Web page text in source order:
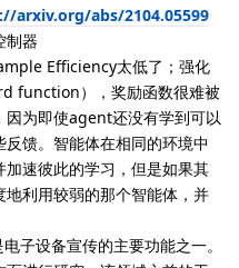
arxiv.org/abs/2104.05599
制器
Efficiency太低了；强化
function），奖励函数很难被
因为即使agent还没有学到可以
馈。智能体在相同的环境中
速彼此的学习，但是如果其
利用较弱的那个智能体，并
子设备宣传的主要功能之一。